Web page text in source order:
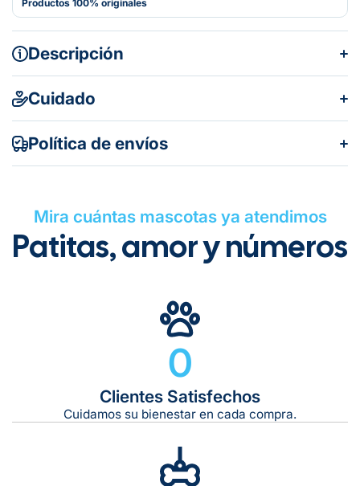
Productos 100% originales
Descripción
Cuidado
Política de envíos
Gratuito en todos los pedidos
Tiempo de entrega estimado: 5 a 7 días hábiles
Gratis en compras de $599 o más
Mira cuántas mascotas ya atendimos
Patitas, amor y números
0
Clientes Satisfechos
Cuidamos su bienestar en cada compra.